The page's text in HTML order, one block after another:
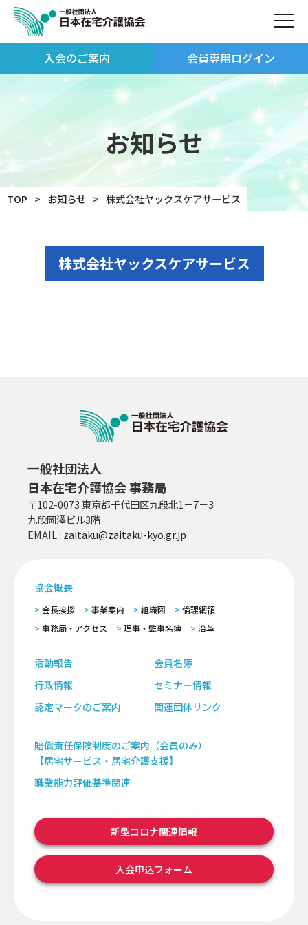
入会のご案内 会員専用ログイン
お知らせ
TOP お知らせ 株式会社ヤックスケアサービス
株式会社ヤックスケアサービス
一般社団法人
日本在宅介護協会 事務局
〒102-0073 東京都千代田区九段北1－7－3
九段岡澤ビル3階
EMAIL : zaitaku@zaitaku-kyo.gr.jp
協会概要
会長挨拶 事業案内 組織図
倫理網領
事務局・アクセス
理事・監事名簿 沿革
活動報告
会員名簿
行政情報
セミナー情報
認定マークのご案内
関連団体リンク
賠償責任保険制度のご案内（会員のみ）
【居宅サービス・居宅介護支援】
職業能力評価基準関連
新型コロナ関連情報
入会申込フォーム